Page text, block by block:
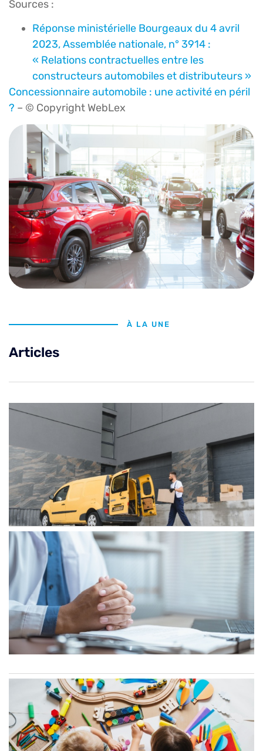
Sources :
Réponse ministérielle Bourgeaux du 4 avril
2023, Assemblée nationale, n° 3914 :
« Relations contractuelles entre les
constructeurs automobiles et distributeurs »
Concessionnaire automobile : une activité en péril
? – © Copyright WebLex
À LA UNE
Articles